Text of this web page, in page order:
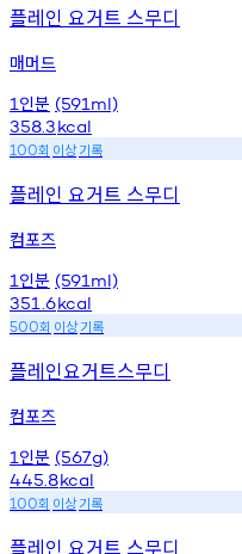
플레인 요거트 스무디
매머드
1 인분 (591ml)
358.3kcal
100회 이상기록
플레인 요거트 스무디
컴포즈
1 인분 (591ml)
351.6kcal
500회 이상기록
플레인요거트스무디
컴포즈
1 인분 (567g)
445.8kcal
100회 이상기록
플레인 요거트 스무디